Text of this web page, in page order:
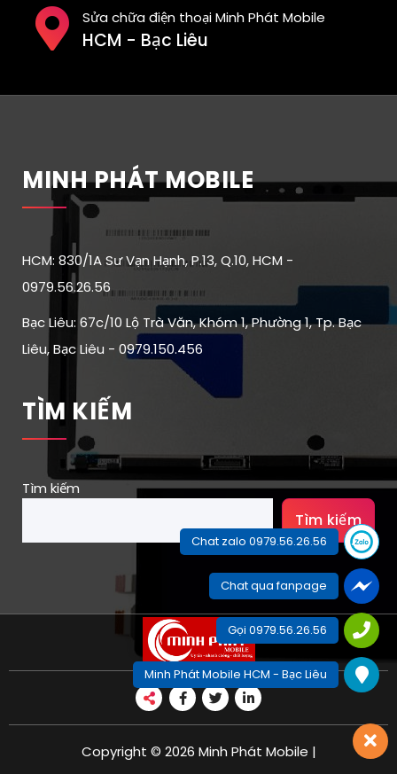
Sửa chữa điện thoại Minh Phát Mobile
HCM - Bạc Liêu
MINH PHÁT MOBILE
HCM: 830/1A Sư Vạn Hạnh, P.13, Q.10, HCM -
0979.56.26.56
Bạc Liêu: 67c/10 Lộ Trà Văn, Khóm 1, Phường 1, Tp. Bạc
Liêu, Bạc Liêu - 0979.150.456
TÌM KIẾM
Tìm kiếm
Tìm kiếm
Copyright © 2026 Minh Phát Mobile |
Chat zalo 0979.56.26.56
Chat qua fanpage
Gọi 0979.56.26.56
Minh Phát Mobile HCM - Bạc Liêu